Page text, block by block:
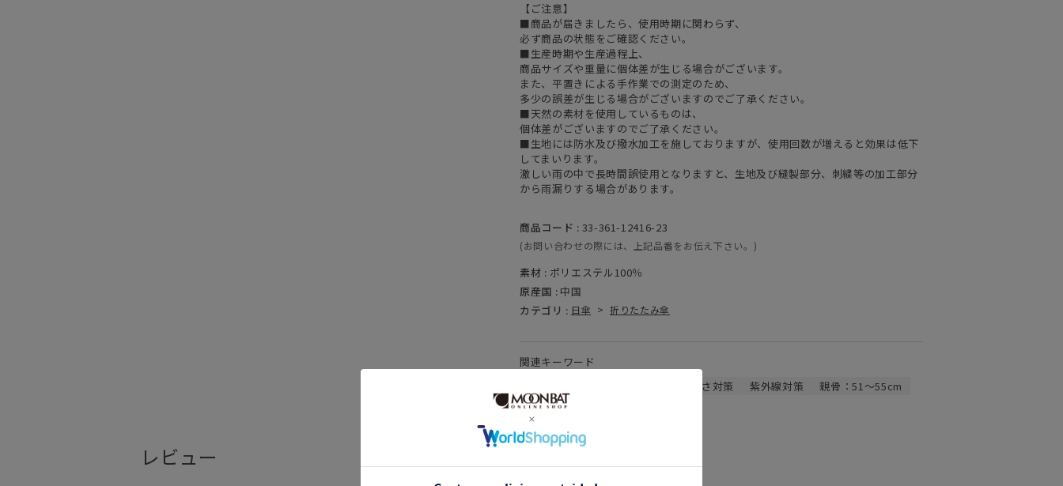
【ご注意】
■商品が届きましたら、使用時期に関わらず、
必ず商品の状態をご確認ください。
■生産時期や生産過程上、
商品サイズや重量に個体差が生じる場合がございます。
また、平置きによる手作業での測定のため、
多少の誤差が生じる場合がございますのでご了承ください。
■天然の素材を使用しているものは、
個体差がございますのでご了承ください。
■生地には防水及び撥水加工を施しておりますが、使用回数が増えると効果は低下
してまいります。
激しい雨の中で長時間誤使用となりますと、生地及び縫製部分、刺繍等の加工部分
から雨漏りする場合があります。
商品コード : 33-361-12416-23
(お問い合わせの際には、上記品番をお伝え下さい。)
素材 : ポリエステル100％
原産国 : 中国
カテゴリ : 日傘 > 折りたたみ傘
関連キーワード
暑さ対策 紫外線対策 親骨：51～55cm
レビュー